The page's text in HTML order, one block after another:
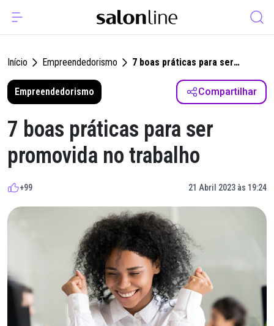
Início Empreendedorismo
7 boas práticas para ser
promovida no trabalho
Empreendedorismo
Compartilhar
7 boas práticas para ser
promovida no trabalho
+99 21 Abril 2023 às 19:24